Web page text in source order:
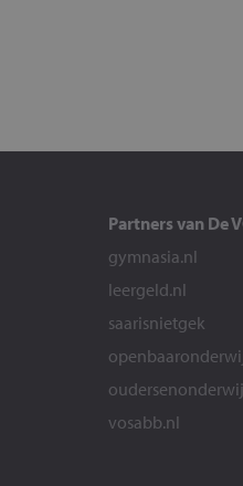
Partners van De
gymnasia.nl
leergeld.nl
saarisnietgek
vosabb.nl